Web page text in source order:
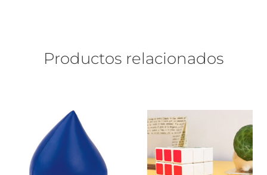
Productos relacionados